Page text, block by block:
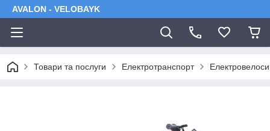
AVALON - VELOBAYK
Товари та послуги Електротранспорт